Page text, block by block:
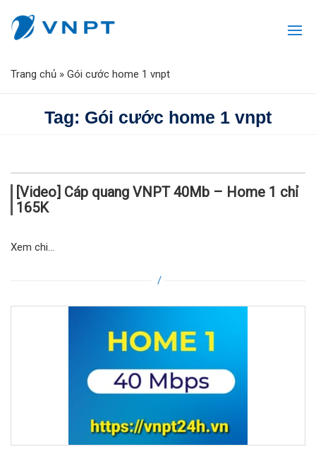
Trang chủ » Gói cước home 1 vnpt
Tag: Gói cước home 1 vnpt
[Video] Cáp quang VNPT 40Mb – Home 1 chỉ
165K
Xem chi...